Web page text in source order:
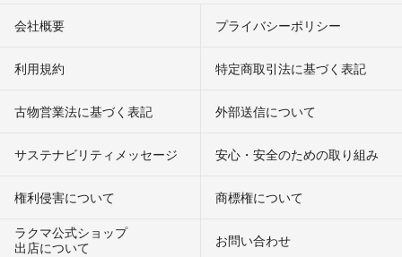
会社概要 プライバシーポリシー
利用規約 特定商取引法に基づく表記
古物営業法に基づく表記 外部送信について
サステナビリティメッセージ 安心・安全のための取り組み
権利侵害について
商標権について
ラクマ公式ショップ
出店について
お問い合わせ